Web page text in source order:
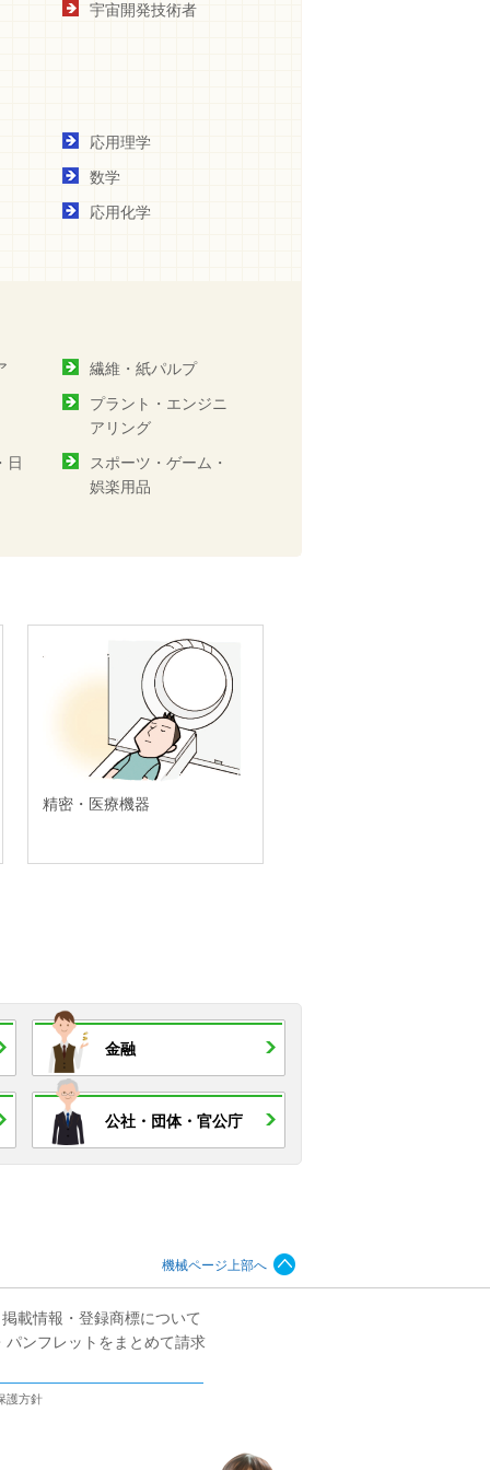
宇宙開発技術者
応用理学
数学
応用化学
繊維・紙パルプ
プラント・エンジニ
アリング
日
スポーツ・ゲーム・
娯楽用品
精密・医療機器
金融
公社・ 団体・ 官公庁
機械ページ上部へ
掲載情報・登録商標について
パンフレットをまとめて請求
護方針